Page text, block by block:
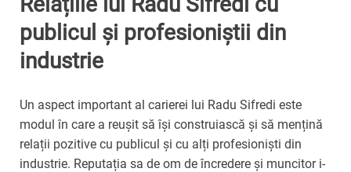
publicul și profesioniștii din
industrie
Un aspect important al carierei lui Radu Sifredi este
modul în care a reușit să își construiască și să mențină
relații pozitive cu publicul și cu alți profesioniști din
industrie. Reputația sa de om de încredere și muncitor i-